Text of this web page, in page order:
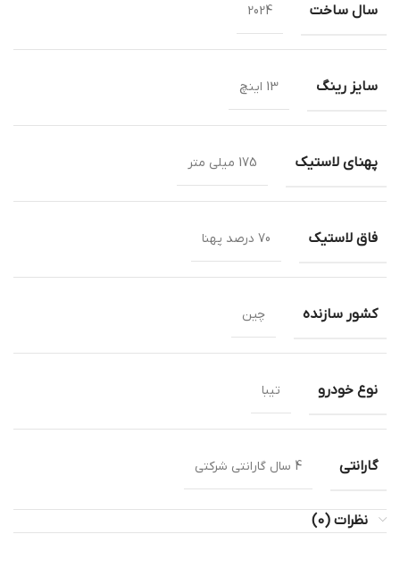
سال ساخت 2024
سایز رینگ 13 اینچ
پهنای لاستیک 175 میلی متر
فاق لاستیک 70 درصد پهنا
کشور سازنده چین
نوع خودرو تیبا
گارانتی 4 سال گارانتی شرکتی
نظرات (0)